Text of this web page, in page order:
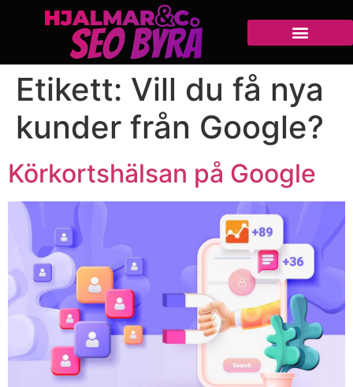
Etikett: Vill du få nya
kunder från Google?
Körkortshälsan på Google